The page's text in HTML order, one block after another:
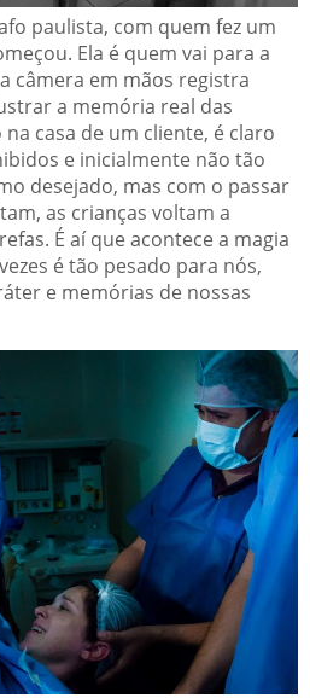
paulista, com quem fez um
Ela é quem vai para a
câmera em mãos registra
a memória real das
na casa de um cliente, é claro
e inicialmente não tão
desejado, mas com o passar
as crianças voltam a
É aí que acontece a magia
é tão pesado para nós,
e memórias de nossas